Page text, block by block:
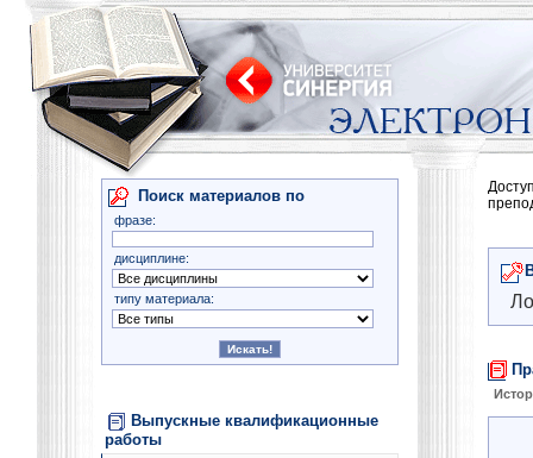
Поиск материалов по
фразе:
дисциплине:
типу материала:
Выпускные квалификационные
работы